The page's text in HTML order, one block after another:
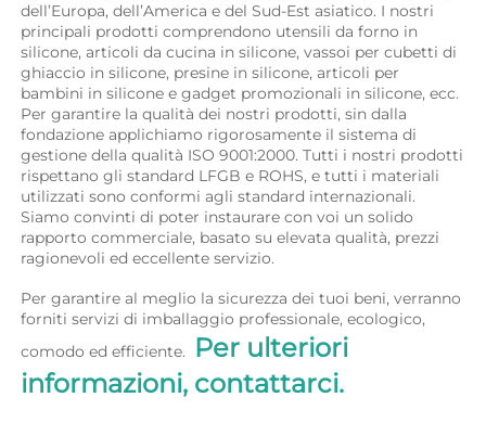
dell’Europa, dell’America e del Sud-Est asiatico. I nostri
principali prodotti comprendono utensili da forno in
silicone, articoli da cucina in silicone, vassoi per cubetti di
ghiaccio in silicone, presine in silicone, articoli per
bambini in silicone e gadget promozionali in silicone, ecc.
Per garantire la qualità dei nostri prodotti, sin dalla
fondazione applichiamo rigorosamente il sistema di
gestione della qualità ISO 9001:2000. Tutti i nostri prodotti
rispettano gli standard LFGB e ROHS, e tutti i materiali
utilizzati sono conformi agli standard internazionali.
Siamo convinti di poter instaurare con voi un solido
rapporto commerciale, basato su elevata qualità, prezzi
ragionevoli ed eccellente servizio.
Per garantire al meglio la sicurezza dei tuoi beni, verranno
forniti servizi di imballaggio professionale, ecologico,
comodo ed efficiente.
Per ulteriori
informazioni, contattarci.